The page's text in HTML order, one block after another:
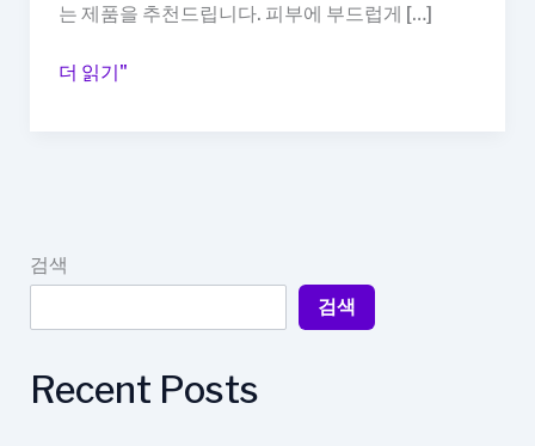
는 제품을 추천드립니다. 피부에 부드럽게 […]
고
탁
지
더 읽기"
검색
검색
Recent Posts